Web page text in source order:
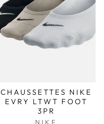
CHAUSSETTES NIKE
EVRY LTWT FOOT
3PR
NIKE